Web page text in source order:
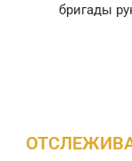
бригады